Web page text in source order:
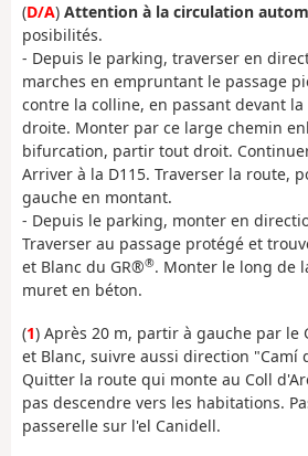
(D/A) Attention à la circulation
posibilités.
- Depuis le parking, traverser en
marches en empruntant le passage
contre la colline, en passant devant
droite. Monter par ce large chemin
bifurcation, partir tout droit.
Arriver à la D115. Traverser la route,
gauche en montant.
- Depuis le parking, monter en
Traverser au passage protégé et
et Blanc du GR®®. Monter le long de
muret en béton.
(1) Après 20 m, partir à gauche par le
et Blanc, suivre aussi direction "Camí
Quitter la route qui monte au Coll
pas descendre vers les habitations.
passerelle sur l'el Canidell.